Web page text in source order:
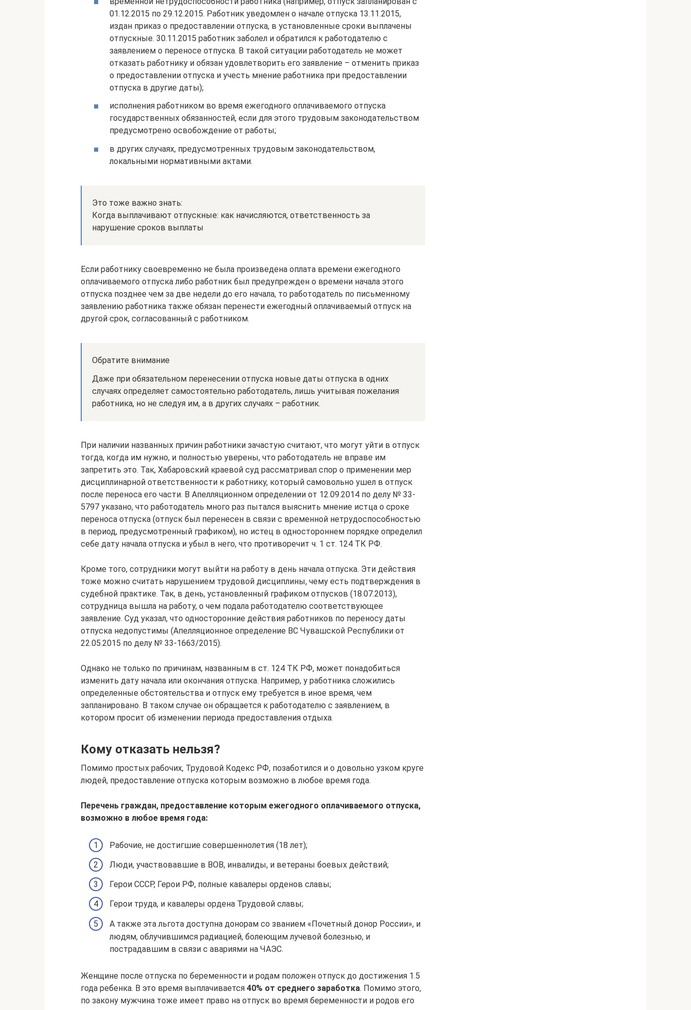
01.12.2015 по 29.12.2015. Работник уведомлен о начале отпуска 13.11.2015,
издан приказ о предоставлении отпуска, в установленные сроки выплачены
отпускные. 30.11.2015 работник заболел и обратился к работодателю с
заявлением о переносе отпуска. В такой ситуации работодатель не может
отказать работнику и обязан удовлетворить его заявление – отменить приказ
о предоставлении отпуска и учесть мнение работника при предоставлении
отпуска в другие даты);
исполнения работником во время ежегодного оплачиваемого отпуска
государственных обязанностей, если для этого трудовым законодательством
предусмотрено освобождение от работы;
в других случаях, предусмотренных трудовым законодательством,
локальными нормативными актами.
Это тоже важно знать:
Когда выплачивают отпускные: как начисляются, ответственность за
нарушение сроков выплаты
Если работнику своевременно не была произведена оплата времени ежегодного
оплачиваемого отпуска либо работник был преду­прежден о времени начала этого
отпуска позднее чем за две недели до его начала, то работодатель по письменному
заявлению работника также обязан перенести ежегодный оплачиваемый отпуск на
другой срок, согласованный с работником.
Обратите внимание
Даже при обязательном перенесении отпуска новые даты отпуска в одних
случаях определяет самостоятельно работодатель, лишь учитывая пожелания
работника, но не следуя им, а в других случаях – работник.
При наличии названных причин работники зачастую считают, что могут уйти в отпуск
тогда, когда им нужно, и полностью уверены, что работодатель не вправе им
запретить это. Так, Хабаровский краевой суд рассматривал спор о применении мер
дисциплинарной ответственности к работнику, который самовольно ушел в отпуск
после переноса его части. В Апелляционном определении от 12.09.2014 по делу № 33-
5797 указано, что работодатель много раз пытался выяснить мнение истца о сроке
переноса отпуска (отпуск был перенесен в связи с временной нетрудоспособностью
в период, предусмотренный графиком), но истец в одностороннем порядке определил
себе дату начала отпуска и убыл в него, что противоречит ч. 1 ст. 124 ТК РФ.
Кроме того, сотрудники могут выйти на работу в день начала отпуска. Эти действия
тоже можно считать нарушением трудовой дисциплины, чему есть подтверждения в
судебной практике. Так, в день, установленный графиком отпусков (18.07.2013),
сотрудница вышла на работу, о чем подала работодателю соответствующее
заявление. Суд указал, что односторонние действия работников по переносу даты
отпуска недопустимы (Апелляционное определение ВС Чувашской Республики от
22.05.2015 по делу № 33-1663/2015).
Однако не только по причинам, названным в ст. 124 ТК РФ, может понадобиться
изменить дату начала или окончания отпуска. Например, у работника сложились
определенные обстоятельства и отпуск ему требуется в иное время, чем
запланировано. В таком случае он обращается к работодателю с заявлением, в
котором просит об изменении периода предоставления отдыха.
Кому отказать нельзя?
Помимо простых рабочих, Трудовой Кодекс РФ, позаботился и о довольно узком круге
людей, предоставление отпуска которым возможно в любое время года.
Перечень граждан, предоставление которым ежегодного оплачиваемого отпуска,
возможно в любое время года:
Рабочие, не достигшие совершеннолетия (18 лет);
Люди, участвовавшие в ВОВ, инвалиды, и ветераны боевых действий;
Герои СССР, Герои РФ, полные кавалеры орденов славы;
Герои труда, и кавалеры ордена Трудовой славы;
А также эта льгота доступна донорам со званием «Почетный донор России», и
людям, облучившимся радиацией, болеющим лучевой болезнью, и
пострадавшим в связи с авариями на ЧАЭС.
Женщине после отпуска по беременности и родам положен отпуск до достижения 1.5
года ребенка. В это время выплачивается 40% от среднего заработка. Помимо этого,
по закону мужчина тоже имеет право на отпуск во время беременности и родов его